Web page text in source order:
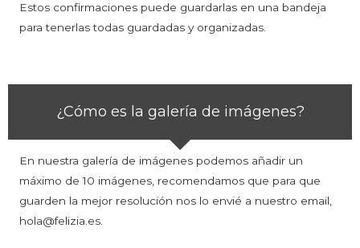
Estos confirmaciones puede guardarlas en una bandeja
para tenerlas todas guardadas y organizadas.
¿Cómo es la galería de imágenes?
En nuestra galería de imágenes podemos añadir un
máximo de 10 imágenes, recomendamos que para que
guarden la mejor resolución nos lo envié a nuestro email,
hola@felizia.es.